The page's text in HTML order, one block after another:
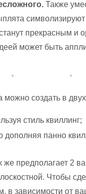
Также
прекрасным и
может быть
можно создать в
стиль квиллинг;
дополняя панно
же предполагает 2
Чтобы
в зависимости от